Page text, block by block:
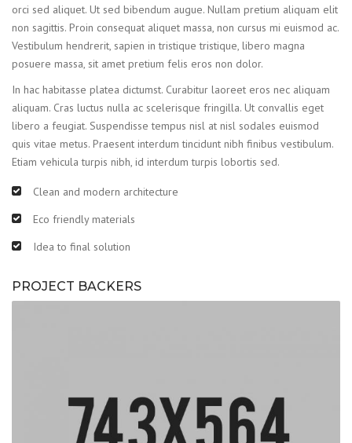
orci sed aliquet. Ut sed bibendum augue. Nullam pretium aliquam elit
non sagittis. Proin consequat aliquet massa, non cursus mi euismod ac.
Vestibulum hendrerit, sapien in tristique tristique, libero magna
posuere massa, sit amet pretium felis eros non dolor.
In hac habitasse platea dictumst. Curabitur laoreet eros nec aliquam
aliquam. Cras luctus nulla ac scelerisque fringilla. Ut convallis eget
libero a feugiat. Suspendisse tempus nisl at nisl sodales euismod
quis vitae metus. Praesent interdum tincidunt nibh finibus vestibulum.
Etiam vehicula turpis nibh, id interdum turpis lobortis sed.
Clean and modern architecture
Eco friendly materials
Idea to final solution
PROJECT BACKERS